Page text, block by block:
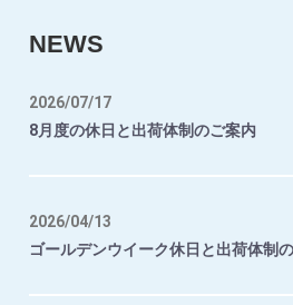
NEWS
2026/07/17
8月度の休日と出荷体制のご案内
2026/04/13
ゴールデンウイーク休日と出荷体制